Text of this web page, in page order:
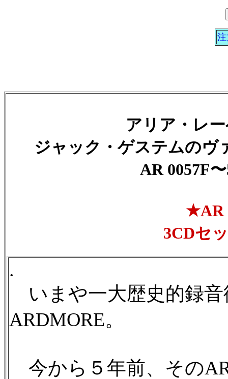
アリア・レ
ジャック・ゲステムのヴ
AR 0057F
★AR
3CDセ
.
いまや一大歴史的録音
ARDMORE。
今から５年前、その